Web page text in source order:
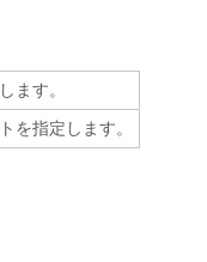
ます。
を指定します。